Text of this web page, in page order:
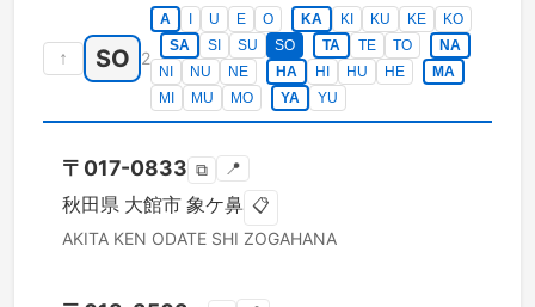
↑ SO 2
A U E O KA KI KU KE
KO
SA
SI SU SO TA TE TO
NA
NI
NU NE HA HI HU HE
MA
MI
MU MO YA YU
〒 017-0833 ⧉ 📍
秋田県 大館市 象ケ鼻 📋
AKITA KEN ODATE SHI ZOGAHANA